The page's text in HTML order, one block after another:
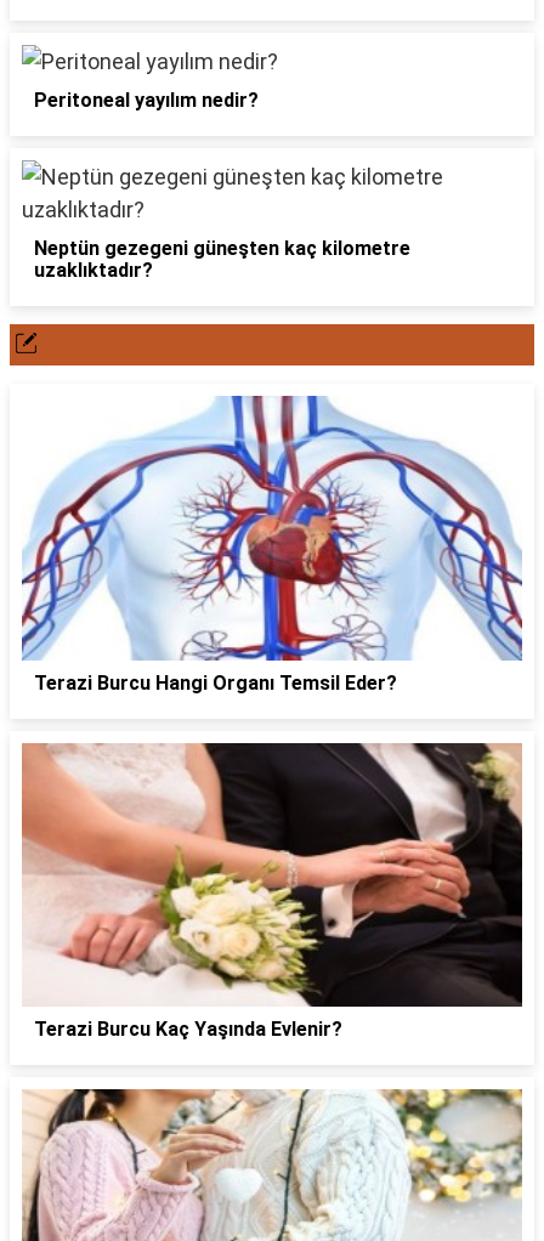
Peritoneal yayılım nedir?
Neptün gezegeni güneşten kaç kilometre
uzaklıktadır?
Terazi Burcu Hangi Organı Temsil Eder?
Terazi Burcu Kaç Yaşında Evlenir?